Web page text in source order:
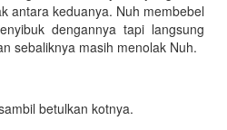
antara keduanya. Nuh membebel
dengannya tapi langsung
sebaliknya masih menolak Nuh.
betulkan kotnya.